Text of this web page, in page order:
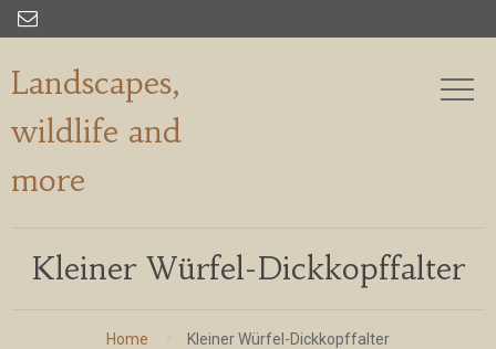

Landscapes,
wildlife and
more
Kleiner Würfel-Dickkopffalter
Home Kleiner Würfel-Dickkopffalter